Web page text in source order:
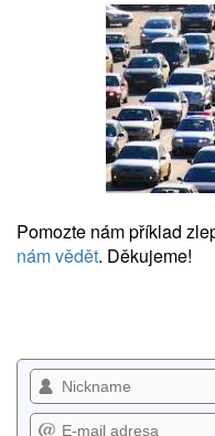
Pomozte nám příklad
nám vědět. Děkujeme!